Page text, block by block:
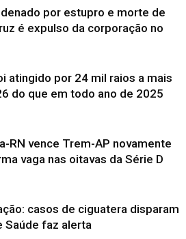
por estupro e morte de
é expulso da corporação no
atingido por 24 mil raios a mais
do que em todo ano de 2025
RN vence Trem-AP novamente
vaga nas oitavas da Série D
casos de ciguatera disparam
Saúde faz alerta